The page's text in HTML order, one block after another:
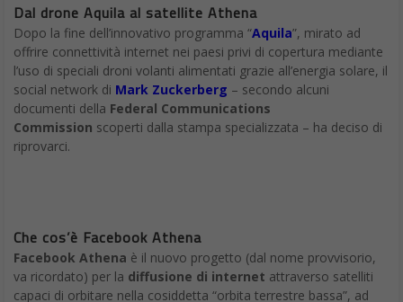
Dal drone Aquila al satellite Athena
Dopo la fine dell’innovativo programma “Aquila”, mirato ad
offrire connettività internet nei paesi privi di copertura mediante
l’uso di speciali droni volanti alimentati grazie all’energia solare, il
social network di Mark Zuckerberg – secondo alcuni
documenti della Federal Communications
Commission scoperti dalla stampa specializzata – ha deciso di
riprovarci.
Che cos’è Facebook Athena
Facebook Athena è il nuovo progetto (dal nome provvisorio,
va ricordato) per la diffusione di internet attraverso satelliti
capaci di orbitare nella cosiddetta “orbita terrestre bassa”, ad